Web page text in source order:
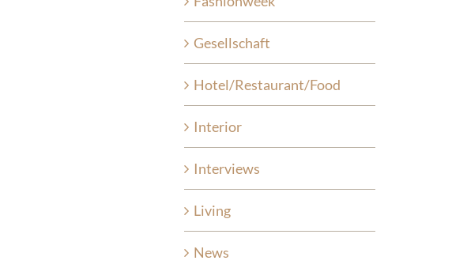
Gesellschaft
Hotel/Restaurant/Food
Interior
Interviews
Living
News